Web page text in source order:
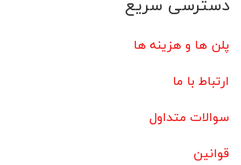
پلن ها و هزینه ها
ارتباط با ما
سوالات متداول
قوانین